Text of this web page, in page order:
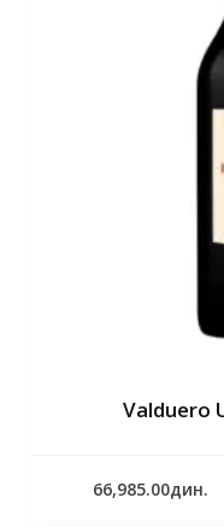
Valduero
66,985.00дин.